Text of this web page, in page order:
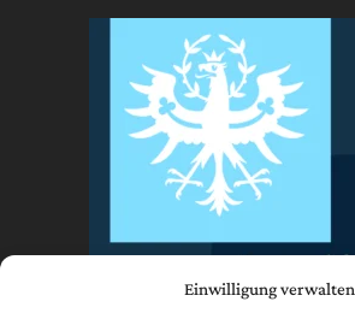
Einwilligung verwalten